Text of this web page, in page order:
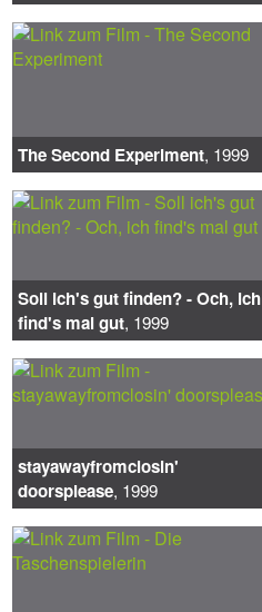
The Second Experiment, 1999
Soll ich's gut finden? - Och, ich
find's mal gut, 1999
stayawayfromclosin'
doorsplease, 1999